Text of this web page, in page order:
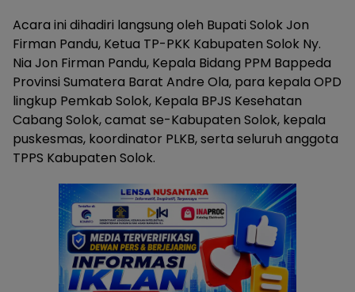
Acara ini dihadiri langsung oleh Bupati Solok Jon
Firman Pandu, Ketua TP-PKK Kabupaten Solok Ny.
Nia Jon Firman Pandu, Kepala Bidang PPM Bappeda
Provinsi Sumatera Barat Andre Ola, para kepala OPD
lingkup Pemkab Solok, Kepala BPJS Kesehatan
Cabang Solok, camat se-Kabupaten Solok, kepala
puskesmas, koordinator PLKB, serta seluruh anggota
TPPS Kabupaten Solok.